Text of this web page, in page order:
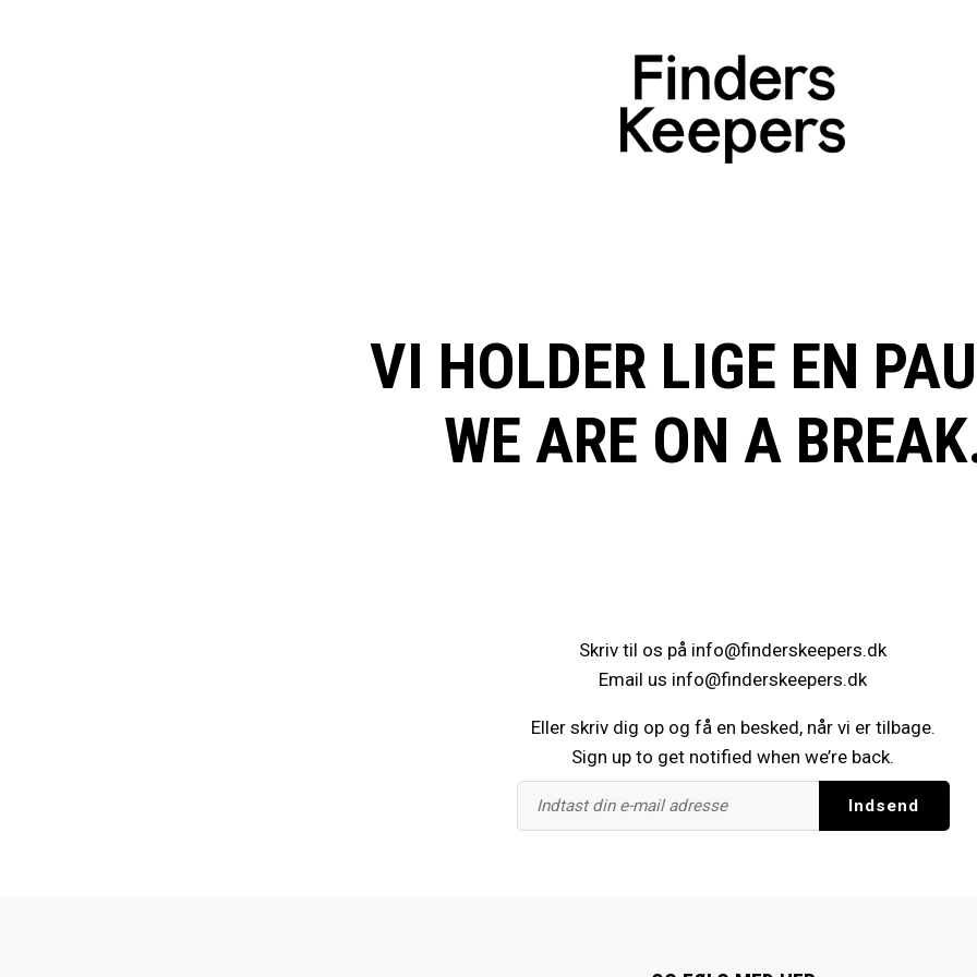
VI HOLDER LIGE EN
WE ARE ON A
Skriv til os på info@finderskeepers.dk
Email us info@finderskeepers.dk
Eller skriv dig op og få en besked, når vi er tilbage.
Sign up to get notified when we’re back.